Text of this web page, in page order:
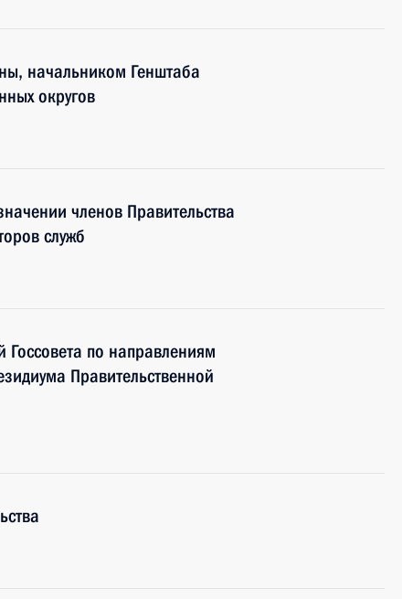
начальником Генштаба
округов
членов Правительства
служб
по направлениям
Правительственной